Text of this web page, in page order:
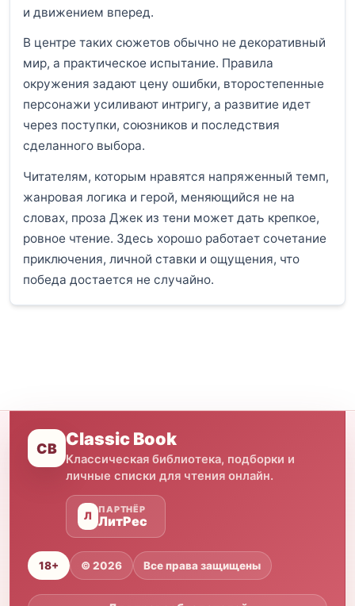
и движением вперед.
В центре таких сюжетов обычно не декоративный
мир, а практическое испытание. Правила
окружения задают цену ошибки, второстепенные
персонажи усиливают интригу, а развитие идет
через поступки, союзников и последствия
сделанного выбора.
Читателям, которым нравятся напряженный темп,
жанровая логика и герой, меняющийся не на
словах, проза Джек из тени может дать крепкое,
ровное чтение. Здесь хорошо работает сочетание
приключения, личной ставки и ощущения, что
победа достается не случайно.
CB Classic Book
Классическая библиотека, подборки и
личные списки для чтения онлайн.
Л
ПАРТНЁР
ЛитРес
18+ © 2026 Все права защищены